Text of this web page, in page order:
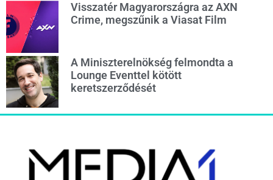
Visszatér Magyarországra az AXN
Crime, megszűnik a Viasat Film
A Miniszterelnökség felmondta a
Lounge Eventtel kötött
keretszerződését